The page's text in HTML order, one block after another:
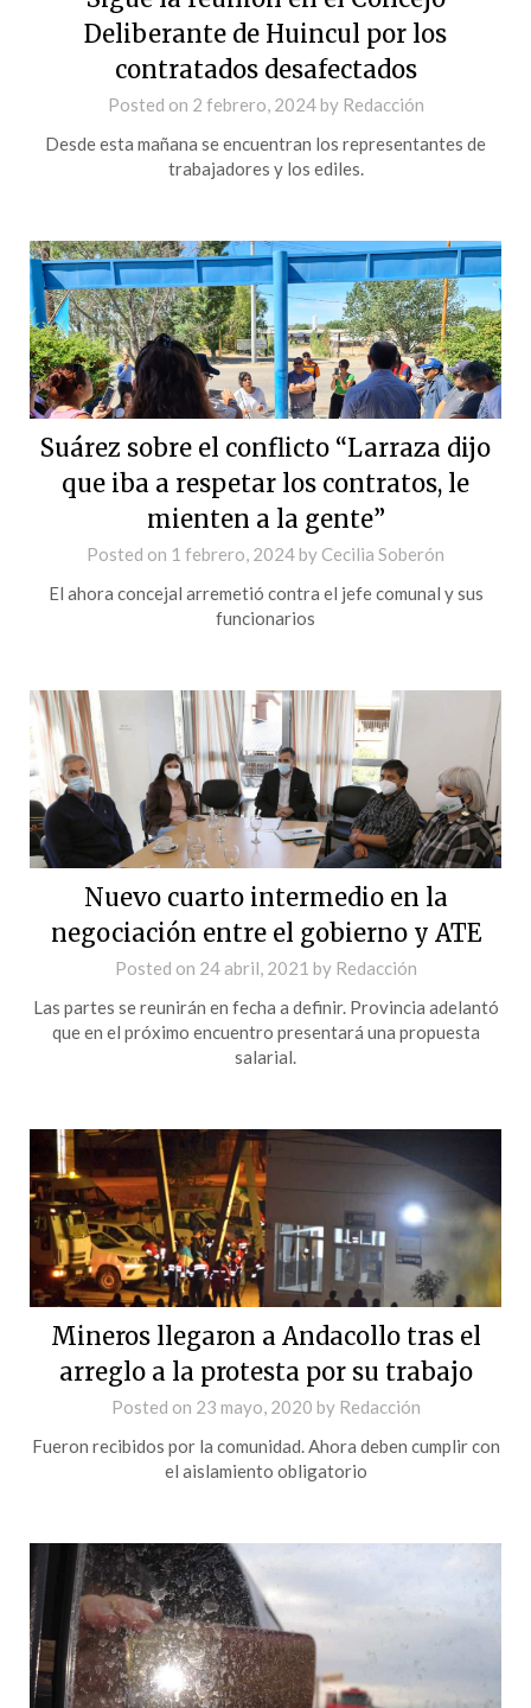
Deliberante de Huincul por los
contratados desafectados
Posted on 2 febrero, 2024by Redacción
Desde esta mañana se encuentran los representantes de
trabajadores y los ediles.
Suárez sobre el conflicto “Larraza dijo
que iba a respetar los contratos, le
mienten a la gente”
Posted on 1 febrero, 2024by Cecilia Soberón
El ahora concejal arremetió contra el jefe comunal y sus
funcionarios
Nuevo cuarto intermedio en la
negociación entre el gobierno y ATE
Posted on 24 abril, 2021 by Redacción
Las partes se reunirán en fecha a definir. Provincia adelantó
que en el próximo encuentro presentará una propuesta
salarial.
Mineros llegaron a Andacollo tras el
arreglo a la protesta por su trabajo
Posted on 23 mayo, 2020 by Redacción
Fueron recibidos por la comunidad. Ahora deben cumplir con
el aislamiento obligatorio